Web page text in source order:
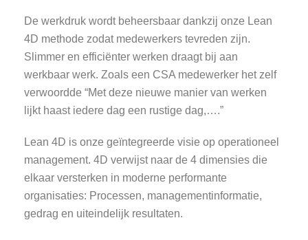
De werkdruk wordt beheersbaar dankzij onze Lean
4D methode zodat medewerkers tevreden zijn.
Slimmer en efficiënter werken draagt bij aan
werkbaar werk. Zoals een CSA medewerker het zelf
verwoordde “Met deze nieuwe manier van werken
lijkt haast iedere dag een rustige dag,….”
Lean 4D is onze geïntegreerde visie op operationeel
management. 4D verwijst naar de 4 dimensies die
elkaar versterken in moderne performante
organisaties: Processen, managementinformatie,
gedrag en uiteindelijk resultaten.